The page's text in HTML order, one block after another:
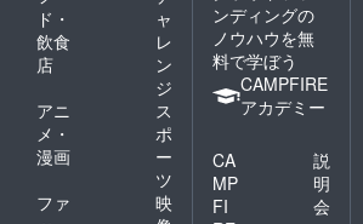
ド・
飲食
店
ャ
レ
ン
ジ
アニ
メ・
漫画
ス
ポ
ー
ツ
ファ
映
ンディングの
ノウハウを無
料で学ぼう
CAMPFIRE
アカデミー
CA
MP
FI
説
明
会